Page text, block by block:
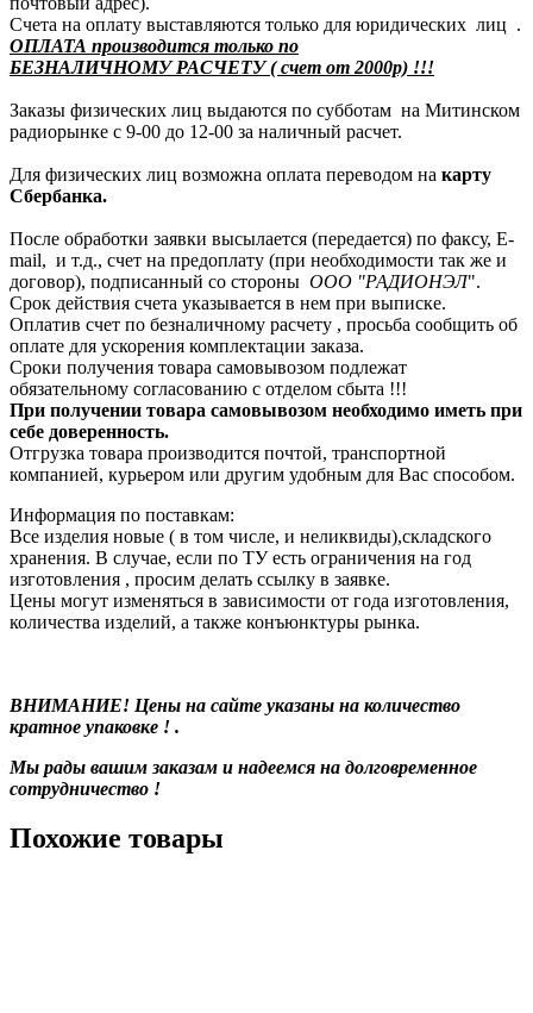
Счета на оплату выставляются только для юридических лиц .
ОПЛАТА производится только по
БЕЗНАЛИЧНОМУ РАСЧЕТУ ( счет от 2000р) !!!
Заказы физических лиц выдаются по субботам на Митинском
радиорынке с 9-00 до 12-00 за наличный расчет.
Для физических лиц возможна оплата переводом на карту
Сбербанка.
После обработки заявки высылается (передается) по факсу, E-
mail, и т.д., счет на предоплату (при необходимости так же и
договор), подписанный со стороны ООО "РАДИОНЭЛ".
Срок действия счета указывается в нем при выписке.
Оплатив счет по безналичному расчету , просьба сообщить об
оплате для ускорения комплектации заказа.
Сроки получения товара самовывозом подлежат
обязательному согласованию с отделом сбыта !!!
При получении товара самовывозом необходимо иметь при
себе доверенность.
Отгрузка товара производится почтой, транспортной
компанией, курьером или другим удобным для Вас способом.
Информация по поставкам:
Все изделия новые ( в том числе, и неликвиды),складского
хранения. В случае, если по ТУ есть ограничения на год
изготовления , просим делать ссылку в заявке.
Цены могут изменяться в зависимости от года изготовления,
количества изделий, а также конъюнктуры рынка.
ВНИМАНИЕ! Цены на сайте указаны на количество
кратное упаковке ! .
Мы рады вашим заказам и надеемся на долговременное
сотрудничество !
Похожие товары